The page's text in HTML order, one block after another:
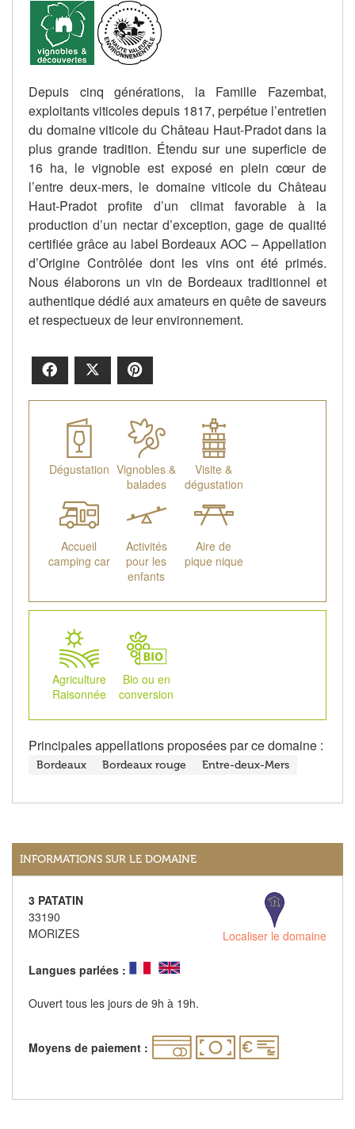
Depuis cinq générations, la Famille Fazembat,
exploitants viticoles depuis 1817, perpétue l’entretien
du domaine viticole du Château Haut-Pradot dans la
plus grande tradition. Étendu sur une superficie de
16 ha, le vignoble est exposé en plein cœur de
l’entre deux-mers, le domaine viticole du Château
Haut-Pradot profite d’un climat favorable à la
production d’un nectar d’exception, gage de qualité
certifiée grâce au label Bordeaux AOC – Appellation
d’Origine Contrôlée dont les vins ont été primés.
Nous élaborons un vin de Bordeaux traditionnel et
authentique dédié aux amateurs en quête de saveurs
et respectueux de leur environnement.
Facebook
Dégustation Vignobles &
balades
Visite &
dégustation
Accueil
camping car
Activités
pour les
enfants
Aire de
pique nique
Agriculture
Raisonnée
Bio ou en
conversion
Principales appellations proposées par ce domaine :
Bordeaux Bordeaux rouge Entre-deux-Mers
INFORMATIONS SUR LE DOMAINE
3 PATATIN
33190
MORIZES
Localiser le domaine
Langues parlées :
Ouvert tous les jours de 9h à 19h.
Moyens de paiement :